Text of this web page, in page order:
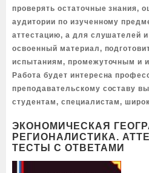
проверять остаточные знания,
аудитории по изученному
аттестацию, а для слушателей и
освоенный материал,
испытаниям, промежуточным и
Работа будет интересна
преподавательскому составу
студентам, специалистам,
ЭКОНОМИЧЕСКАЯ
РЕГИОНАЛИСТИКА.
ТЕСТЫ С ОТВЕТАМИ